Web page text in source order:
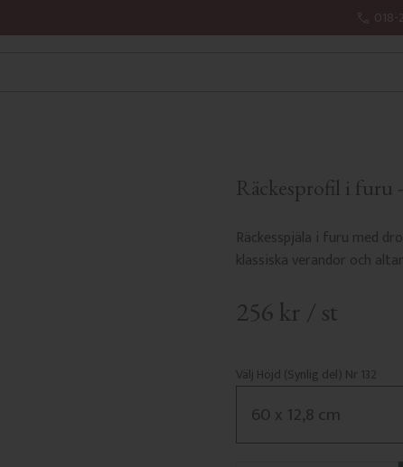
018-
Räckesprofil i furu
Räckesspjäla i furu med
klassiska verandor och
256 kr / st
Välj Höjd (Synlig del) Nr 132